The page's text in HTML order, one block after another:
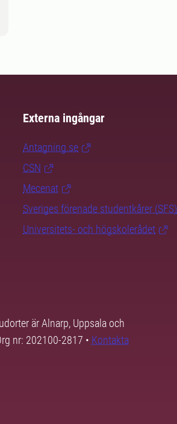
Externa ingångar
Antagning.se
CSN
Mecenat
Sveriges förenade studentkårer (SFS)
Universitets- och högskolerådet
är Alnarp, Uppsala och
nr: 202100-2817 • Kontakta